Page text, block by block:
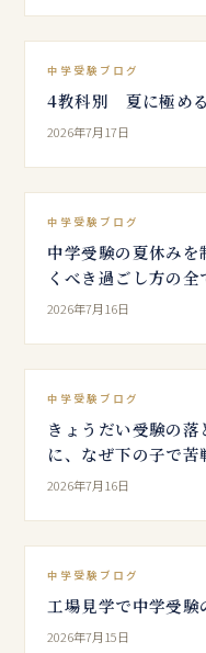
中学受験ブログ
4教科別 夏に極め
2026年7月17日
中学受験ブログ
中学受験の夏休み
くべき過ごし方の全
2026年7月16日
中学受験ブログ
きょうだい受験の
に、なぜ下の子で苦
2026年7月16日
中学受験ブログ
工場見学で中学受
2026年7月15日